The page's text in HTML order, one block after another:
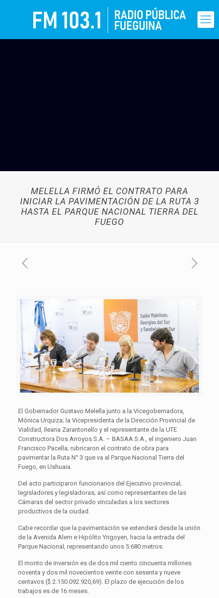
MELELLA FIRMÓ EL CONTRATO PARA
INICIAR LA PAVIMENTACIÓN DE LA RUTA 3
HASTA EL PARQUE NACIONAL TIERRA DEL
FUEGO
El Gobernador Gustavo Melella junto a la Vicegobernadora,
Mónica Urquiza; la Vicepresidenta de la Dirección Provincial de
Vialidad, Ileana Zarantonello y el representante de la UTE
Constructora Dos Arroyos S.A. – BASAA S.A., el ingeniero Juan
Francisco Pacella; rubricaron el contrato de obra para
pavimentar la Ruta N° 3 que va al Parque Nacional Tierra del
Fuego, en Ushuaia.
Del acto participaron funcionarios del Ejecutivo provincial;
legisladores y legisladoras; así como representantes de las
Cámaras del sector privado vinculadas a los sectores
productivos de la ciudad.
Cabe recordar que la pavimentación se extenderá desde la unión
de la Avenida Alem e Hipólito Yrigoyen, hacia la entrada del
Parque Nacional, representando unos 5.680 metros.
El monto de inversión es de dos mil ciento cincuenta millones
noventa y dos mil novecientos veinte con sesenta y nueve
centavos ($ 2.150.092.920,69). El plazo de ejecución de los
trabajos es de 16 meses.